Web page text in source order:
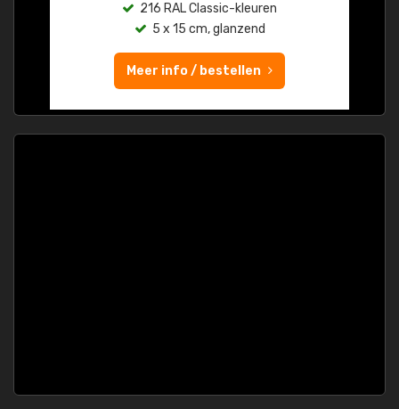
216 RAL Classic-kleuren
5 x 15 cm, glanzend
Meer info / bestellen